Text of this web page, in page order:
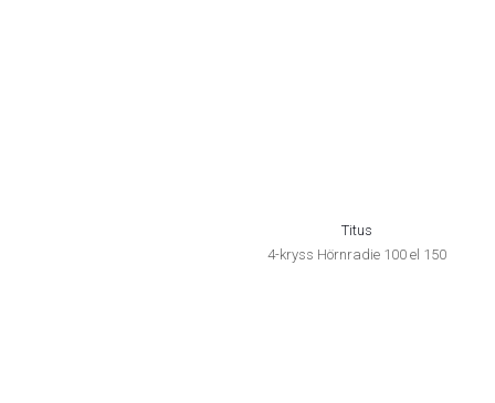
Titus
4-kryss Hörnradie 100 el 150